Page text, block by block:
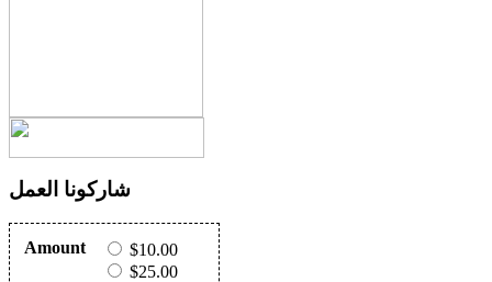
شاركونا العمل
Amount
$10.00
$25.00